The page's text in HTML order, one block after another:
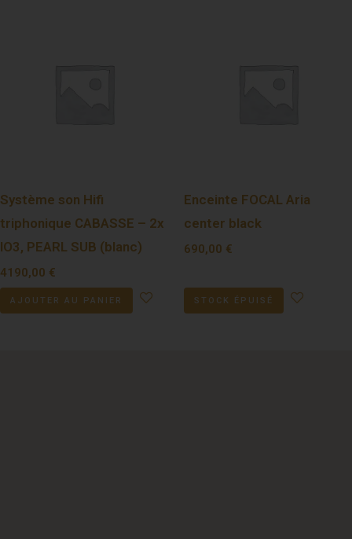
Système son Hifi
triphonique CABASSE – 2x
IO3, PEARL SUB (blanc)
4190,00 €
AJOUTER AU PANIER
Enceinte FOCAL Aria
center black
690,00 €
STOCK ÉPUISÉ